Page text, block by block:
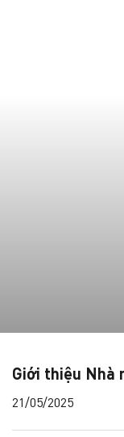
Giới thiệu Nhà
21/05/2025